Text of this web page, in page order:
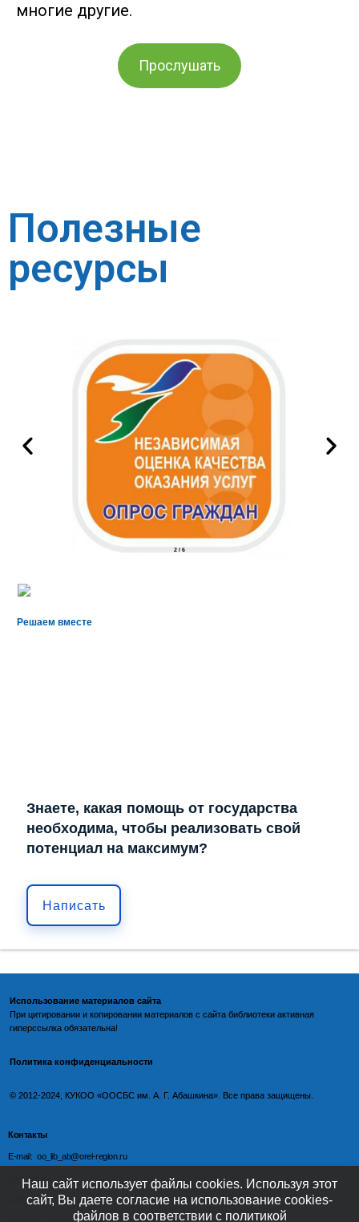
многие другие.
Прослушать
Полезные
ресурсы
2 / 6
Решаем вместе
Знаете, какая помощь от государства
необходима, чтобы реализовать свой
потенциал на максимум?
Написать
Использование материалов сайта
При цитировании и копировании материалов с сайта библиотеки активная
гиперссылка обязательна!
Политика конфиденциальности
©️ 2012-2024, КУКОО «ООСБС им. А. Г. Абашкина». Все права защищены.
Контакты
E-mail: oo_lib_ab@orel-region.ru
Телефон:
(4862) 77-09-75 (директор),
Наш сайт использует файлы cookies. Используя этот
сайт, Вы даете согласие на использование cookies-
файлов в соответствии с политикой